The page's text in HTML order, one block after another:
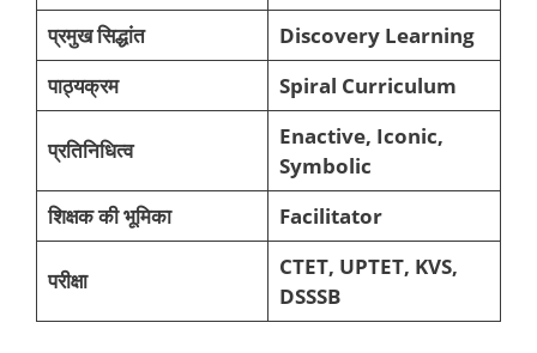
प्रमुख सिद्धांत
Discovery Learning
पाठ्यक्रम
Spiral Curriculum
प्रतिनिधित्व
Enactive, Iconic,
Symbolic
शिक्षक की भूमिका
Facilitator
परीक्षा
CTET, UPTET, KVS,
DSSSB